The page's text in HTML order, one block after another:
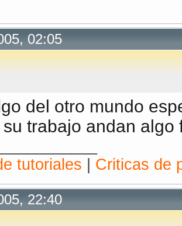
02:05
del otro mundo
su trabajo andan
tutoriales | Criticas de
22:40